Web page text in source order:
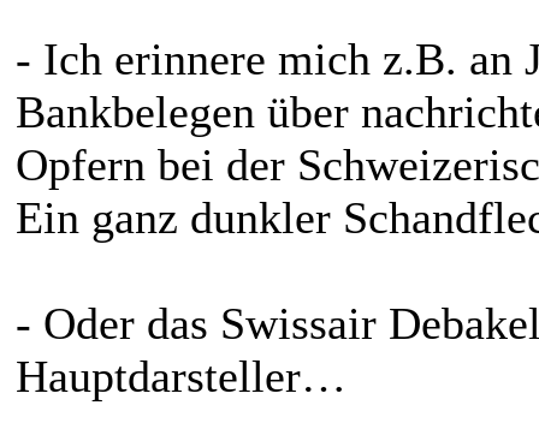
- Ich erinnere mich z.B. an
Bankbelegen über
Opfern bei der
Ein ganz dunkler
- Oder das Swissair
Hauptdarsteller…